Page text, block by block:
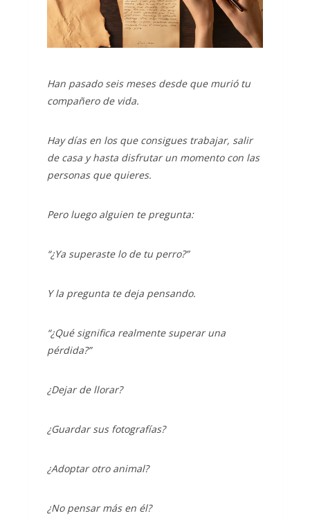
Han pasado seis meses desde que murió tu
compañero de vida.
Hay días en los que consigues trabajar, salir
de casa y hasta disfrutar un momento con las
personas que quieres.
Pero luego alguien te pregunta:
“¿Ya superaste lo de tu perro?”
Y la pregunta te deja pensando.
“¿Qué significa realmente superar una
pérdida?”
¿Dejar de llorar?
¿Guardar sus fotografías?
¿Adoptar otro animal?
¿No pensar más en él?